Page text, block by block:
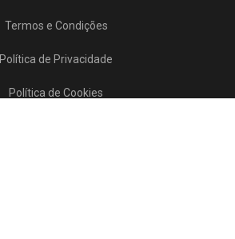
Termos e Condições
Política de Privacidade
Política de Cookies